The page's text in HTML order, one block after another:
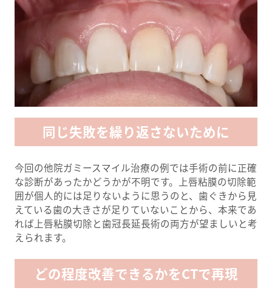
同じ失敗を繰り返さないために
今回の他院ガミースマイル治療の例では手術の前に正確
な診断があったかどうかが不明です。上唇粘膜の切除範
囲が個人的には足りないように思うのと、歯ぐきから見
えている歯の大きさが足りていないことから、本来であ
れば上唇粘膜切除と歯冠長延長術の両方が望ましいと考
えられます。
どの程度改善できるかをCTで再現